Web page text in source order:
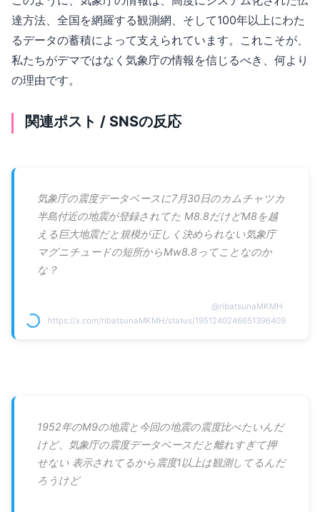
達方法、全国を網羅する観測網、そして100年以上にわた
るデータの蓄積によって支えられています。これこそが、
私たちがデマではなく気象庁の情報を信じるべき、何より
の理由です。
関連ポスト / SNSの反応
気象庁の震度データベースに7月30日のカムチャツカ
半島付近の地震が登録されてた M8.8だけどM8を越
える巨大地震だと規模が正しく決められない気象庁
マグニチュードの短所からMw8.8ってことなのか
な？
@ribatsunaMKMH
https://x.com/ribatsunaMKMH/status/1951240246651396409
1952年のM9の地震と今回の地震の震度比べたいんだ
けど、気象庁の震度データベースだと離れすぎて押
せない 表示されてるから震度1以上は観測してるんだ
ろうけど